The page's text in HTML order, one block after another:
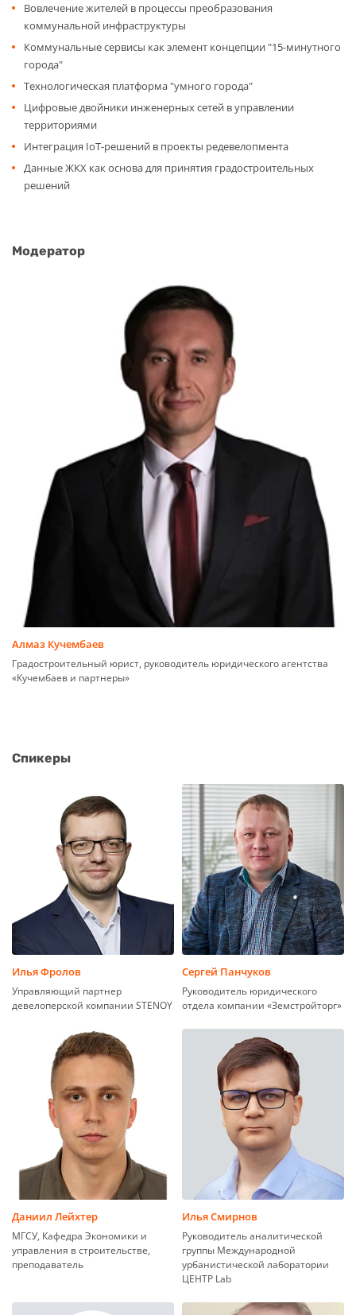
Вовлечение жителей в процессы преобразования
коммунальной инфраструктуры
Коммунальные сервисы как элемент концепции "15-минутного
города"
Технологическая платформа "умного города"
Цифровые двойники инженерных сетей в управлении
территориями
Интеграция IoT-решений в проекты редевелопмента
Данные ЖКХ как основа для принятия градостроительных
решений
Модератор
Алмаз Кучембаев
Градостроительный юрист, руководитель юридического агентства
«Кучембаев и партнеры»
Спикеры
Илья Фролов
Управляющий партнер
девелоперской компании STENOY
Сергей Панчуков
Руководитель юридического
отдела компании «Земстройторг»
Даниил Лейхтер
МГСУ, Кафедра Экономики и
управления в строительстве,
преподаватель
Илья Смирнов
Руководитель аналитической
группы Международной
урбанистической лаборатории
ЦЕНТР Lab